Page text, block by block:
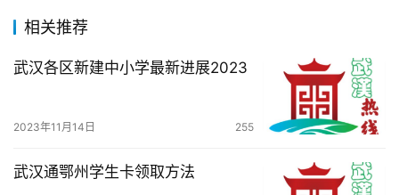
科
技
察
关
相关推荐
武汉各区新建中小学最新进展2023
2023年11月14日 255
武汉通鄂州学生卡领取方法